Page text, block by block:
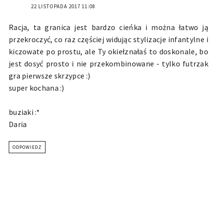
22 LISTOPADA 2017 11:08
Racja, ta granica jest bardzo cieńka i można łatwo ją
przekroczyć, co raz częściej widując stylizacje infantylne i
kiczowate po prostu, ale Ty okiełznałaś to doskonale, bo
jest dosyć prosto i nie przekombinowane - tylko futrzak
gra pierwsze skrzypce :)
super kochana :)
buziaki :*
Daria
ODPOWIEDZ